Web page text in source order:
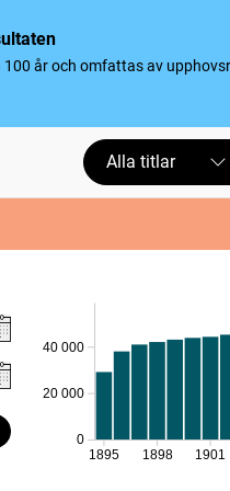
år och omfattas av
Alla titlar
0
20 000
40 000
1895 1898 1901